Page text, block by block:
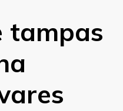
tampas